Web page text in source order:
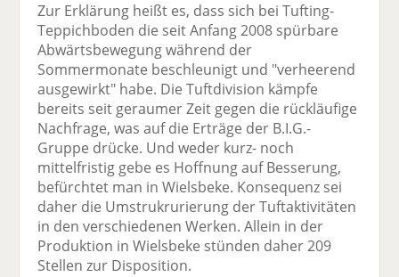
Zur Erklärung heißt es, dass sich bei Tufting-
Teppichboden die seit Anfang 2008 spürbare
Abwärtsbewegung während der
Sommermonate beschleunigt und "verheerend
ausgewirkt" habe. Die Tuftdivision kämpfe
bereits seit geraumer Zeit gegen die rückläufige
Nachfrage, was auf die Erträge der B.I.G.-
Gruppe drücke. Und weder kurz- noch
mittelfristig gebe es Hoffnung auf Besserung,
befürchtet man in Wielsbeke. Konsequenz sei
daher die Umstrukrurierung der Tuftaktivitäten
in den verschiedenen Werken. Allein in der
Produktion in Wielsbeke stünden daher 209
Stellen zur Disposition.